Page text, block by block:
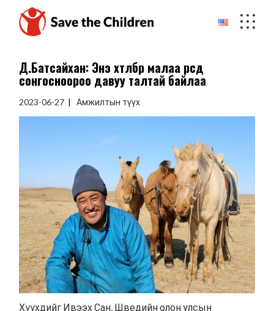
content
Д.Батсайхан: Энэ хөтөлбөр малаа өөрсдөө
сонгосноороо давуу талтай байлаа
2023-06-27 Амжилтын түүх
Хүүхдийг Ивээх Сан, Шведийн олон улсын